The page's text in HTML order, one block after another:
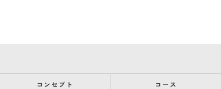
コンセプト コース